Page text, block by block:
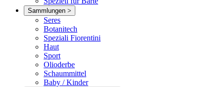
Sammlungen >
Seres
Botanitech
Speziali Fiorentini
Haut
Sport
Olioderbe
Schaummittel
Baby / Kinder